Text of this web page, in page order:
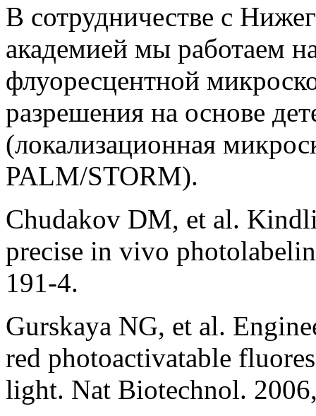
В сотрудничестве с
академией мы работаем
флуоресцентной
разрешения на основе
(локализационная
PALM/STORM).
Chudakov DM, et al.
precise in vivo
191-4.
Gurskaya NG, et al.
red photoactivatable
light. Nat Biotechnol.